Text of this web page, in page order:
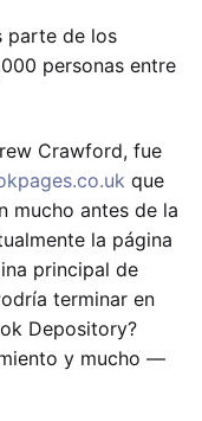
parte de los
personas entre
Crawford, fue
que
mucho antes de la
la página
principal de
terminar en
Depository?
y mucho —